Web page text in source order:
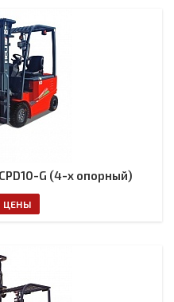
G (4-х опорный)
ЦЕНЫ